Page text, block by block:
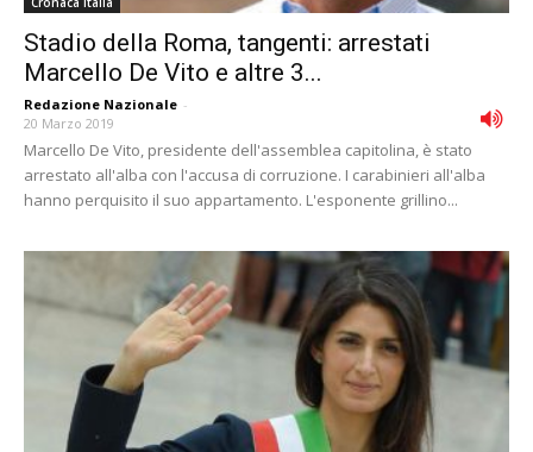
Stadio della Roma, tangenti: arrestati
Marcello De Vito e altre 3...
Redazione Nazionale -
20 Marzo 2019
Marcello De Vito, presidente dell'assemblea capitolina, è stato
arrestato all'alba con l'accusa di corruzione. I carabinieri all'alba
hanno perquisito il suo appartamento. L'esponente grillino...